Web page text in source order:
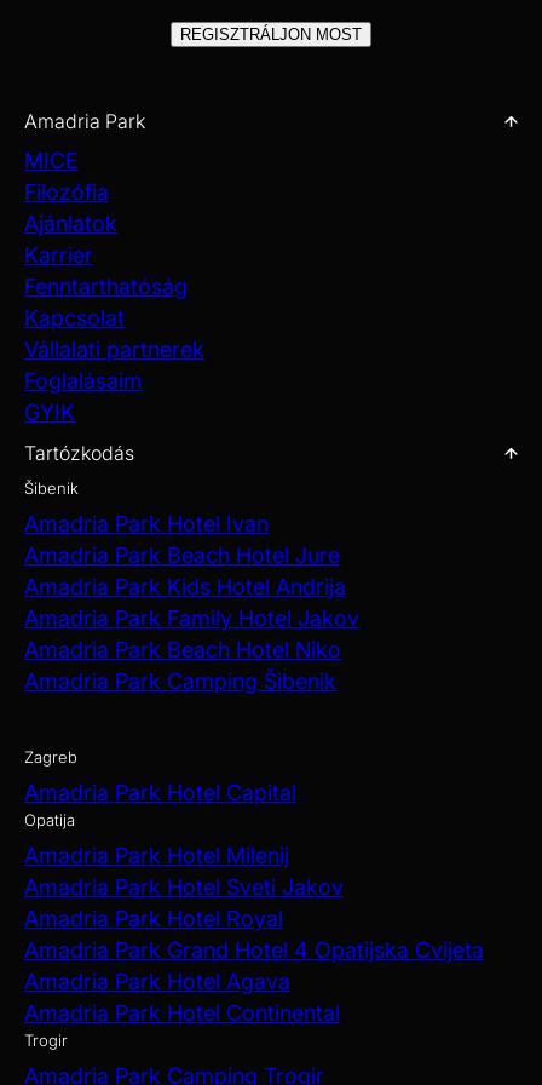
partján. Rugalmas tereinkkel Šibenikben, Opatijában és
Zágrábban minden formátumot támogatunk, a fókuszált
FEDEZZE FEL A MICE-LEHETŐSÉGEKET
REGISZTRÁLJON MOST
Amadria Park
MICE
Filozófia
Ajánlatok
Karrier
Fenntarthatóság
Kapcsolat
Vállalati partnerek
Foglalásaim
GYIK
Tartózkodás
Šibenik
Amadria Park Hotel Ivan
Amadria Park Beach Hotel Jure
Amadria Park Kids Hotel Andrija
Amadria Park Family Hotel Jakov
Amadria Park Beach Hotel Niko
Amadria Park Camping Šibenik
Zagreb
Amadria Park Hotel Capital
Opatija
Amadria Park Hotel Milenij
Amadria Park Hotel Sveti Jakov
Amadria Park Hotel Royal
Amadria Park Grand Hotel 4 Opatijska Cvijeta
Amadria Park Hotel Agava
Amadria Park Hotel Continental
Trogir
Amadria Park Camping Trogir